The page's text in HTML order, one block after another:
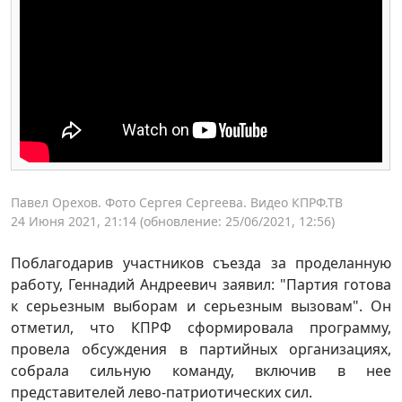
Павел Орехов. Фото Сергея Сергеева. Видео КПРФ.ТВ
24 Июня 2021, 21:14 (обновление: 25/06/2021, 12:56)
Поблагодарив участников съезда за проделанную
работу, Геннадий Андреевич заявил: "Партия готова
к серьезным выборам и серьезным вызовам". Он
отметил, что КПРФ сформировала программу,
провела обсуждения в партийных организациях,
собрала сильную команду, включив в нее
представителей лево-патриотических сил.